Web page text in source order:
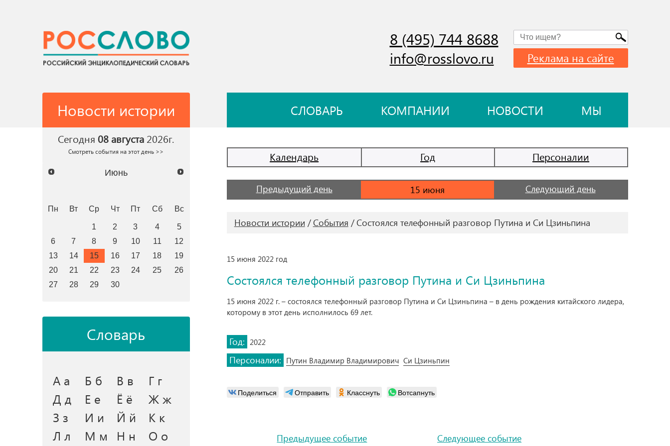
8 (495) 744 8688
info@rosslovo.ru Реклама на сайте
Новости истории СЛОВАРЬ КОМПАНИИ НОВОСТИ МЫ
Сегодня 08 августа 2026г.
Смотреть события на этот день >>
Июнь
Пн Вт Ср Чт Пт Сб Вс
1 2 3 4
5
6
7 8 9 10 11
12
13
14 15 16 17 18
19
20
21 22 23 24 25
26
27
28 29 30
Словарь
А а Б б В в
Г г
Д д
Е е Ё ё
Ж ж
З з
И и Й й
К к
Л л
М м Н н
О о
Календарь Год Персоналии
Предыдущий день Следующий день
Новости истории События Состоялся телефонный разговор Путина и Си Цзиньпина
15 июня 2022 год
Состоялся телефонный разговор Путина и Си Цзиньпина
15 июня 2022 г. – состоялся телефонный разговор Путина и Си Цзиньпина – в день рождения китайского лидера,
которому в этот день исполнилось 69 лет.
Год: 2022
Персоналии: Путин Владимир Владимирович Си Цзиньпин
Поделиться Отправить Класснуть Вотсапнуть
Предыдущее событие Следующее событие